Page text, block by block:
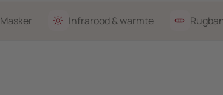
Masker Infrarood & warmte